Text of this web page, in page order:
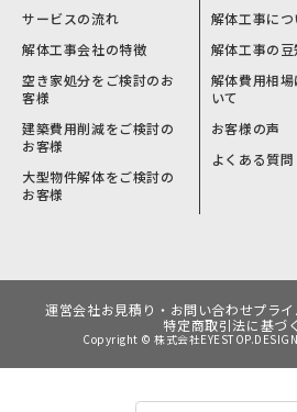
サービスの流れ
解体工事会社の特徴
空き家処分をご検討のお
客様
建築費用削減をご検討の
お客様
大型物件解体をご検討の
お客様
解体工事につ
解体工事の
解体費用相場
いて
お客様の声
よくある質問
運営会社お見積り・お問い合わせプラ
特定商取引法に基づ
Copyright © 株式会社